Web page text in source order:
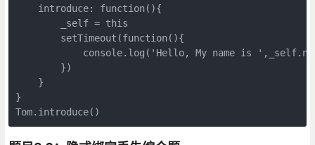
    introduce: function(){
        _self = this
        setTimeout(function(){
console.log('Hello, My name is
        })
    }
}